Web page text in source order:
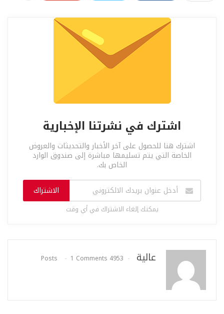
اشترك في نشرتنا الإخبارية
اشترك هنا للحصول على آخر الأخبار والتحديثات والعروض
الخاصة التي يتم تسليمها مباشرة إلى صندوق الوارد
الخاص بك.
الاشتراك
يمكنك إلغاء الاشتراك في أي وقت
عالية 4953 Posts
1 Comments